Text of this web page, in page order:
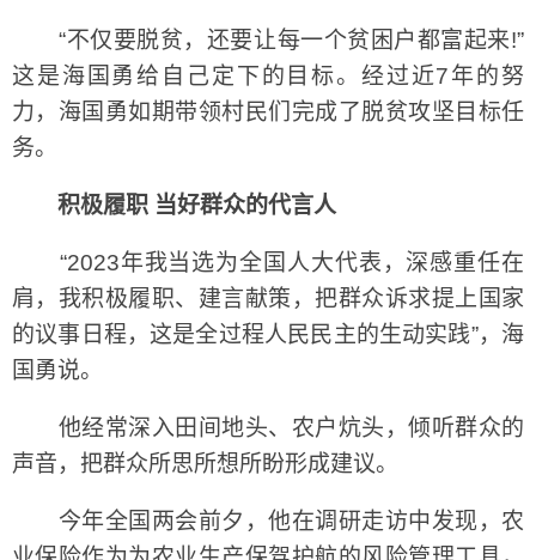
“不仅要脱贫，还要让每一个贫困户都富起来!”
这是海国勇给自己定下的目标。经过近7年的努
力，海国勇如期带领村民们完成了脱贫攻坚目标任
务。
积极履职 当好群众的代言人
“2023年我当选为全国人大代表，深感重任在
肩，我积极履职、建言献策，把群众诉求提上国家
的议事日程，这是全过程人民民主的生动实践”，海
国勇说。
他经常深入田间地头、农户炕头，倾听群众的
声音，把群众所思所想所盼形成建议。
今年全国两会前夕，他在调研走访中发现，农